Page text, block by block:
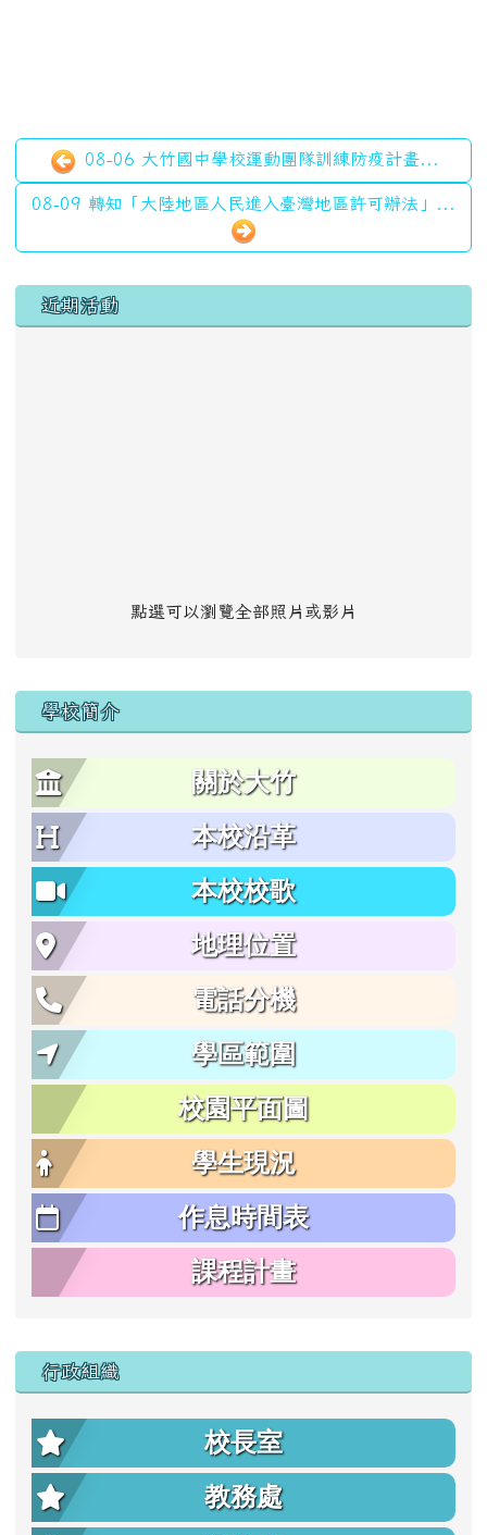
08-06 大竹國中學校運動團隊訓練防疫計畫...
08-09 轉知「大陸地區人民進入臺灣地區許可辦法」...
左邊區域內容
近期活動
點選可以瀏覽全部照片或影片
學校簡介
關於大竹
本校沿革
本校校歌
地理位置
電話分機
學區範圍
校園平面圖
學生現況
作息時間表
課程計畫
行政組織
校長室
教務處